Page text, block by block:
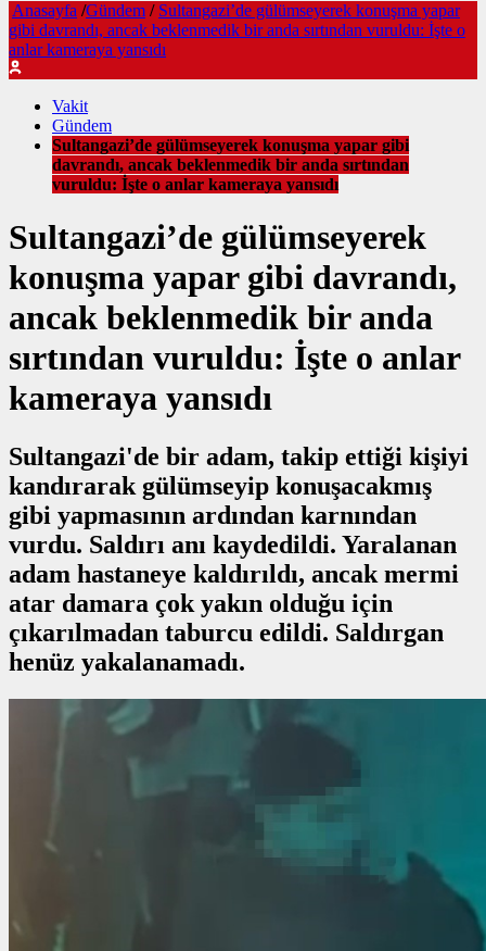
Anasayfa /Gündem / Sultangazi’de gülümseyerek konuşma yapar
gibi davrandı, ancak beklenmedik bir anda sırtından vuruldu: İşte o
anlar kameraya yansıdı
Vakit
Gündem
Sultangazi’de gülümseyerek konuşma yapar gibi
davrandı, ancak beklenmedik bir anda sırtından
vuruldu: İşte o anlar kameraya yansıdı
Sultangazi’de gülümseyerek
konuşma yapar gibi davrandı,
ancak beklenmedik bir anda
sırtından vuruldu: İşte o anlar
kameraya yansıdı
Sultangazi'de bir adam, takip ettiği kişiyi
kandırarak gülümseyip konuşacakmış
gibi yapmasının ardından karnından
vurdu. Saldırı anı kaydedildi. Yaralanan
adam hastaneye kaldırıldı, ancak mermi
atar damara çok yakın olduğu için
çıkarılmadan taburcu edildi. Saldırgan
henüz yakalanamadı.